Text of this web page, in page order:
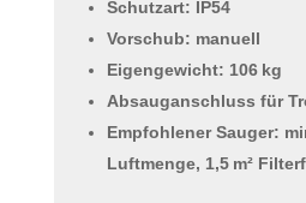
Schutzart: IP54
Vorschub: manuell
Eigengewicht: 106 kg
Absauganschluss für
Empfohlener Sauger:
Luftmenge, 1,5 m²